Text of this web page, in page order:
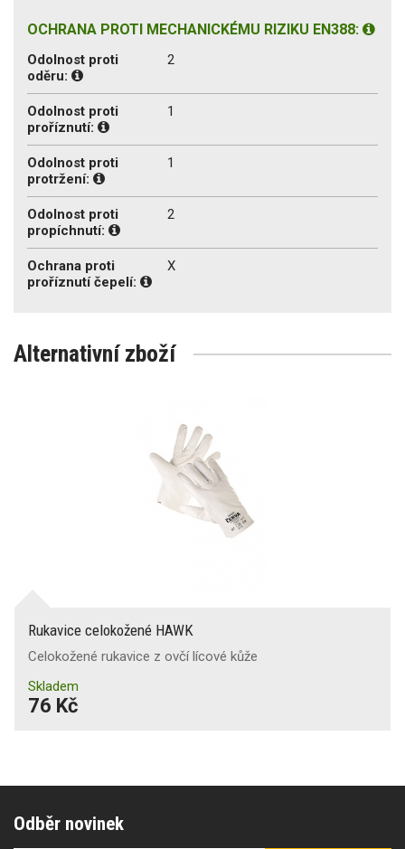
OCHRANA PROTI MECHANICKÉMU RIZIKU EN388:
Odolnost proti
oděru:
2
Odolnost proti
proříznutí:
1
Odolnost proti
protržení:
1
Odolnost proti
propíchnutí:
2
Ochrana proti
proříznutí čepelí:
X
Alternativní zboží
Rukavice celokožené HAWK
Celokožené rukavice z ovčí lícové kůže
Skladem
76 Kč
Odběr novinek